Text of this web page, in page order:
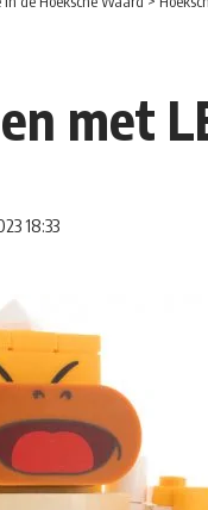
met
18:33